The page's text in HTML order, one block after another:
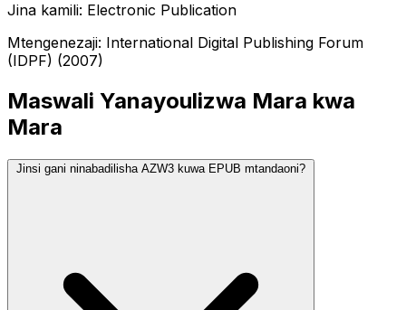
Jina kamili: Electronic Publication
Mtengenezaji: International Digital Publishing Forum
(IDPF) (2007)
Maswali Yanayoulizwa Mara kwa
Mara
Jinsi gani ninabadilisha AZW3 kuwa EPUB mtandaoni?